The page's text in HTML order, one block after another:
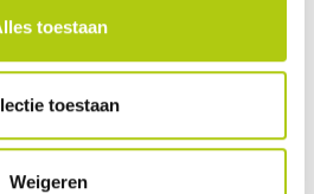
toestaan
toestaan
Weigeren
Mlle